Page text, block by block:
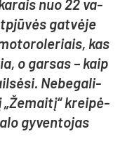
nuo 22 va­
gat­vė­je
kas
o gar­sas – kaip
Ne­be­ga­li­
„Že­mai­tį“ krei­pė­
gy­ven­to­jas